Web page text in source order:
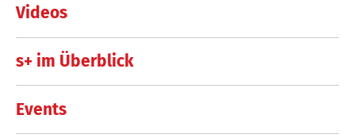
Videos
s+ im Überblick
Events